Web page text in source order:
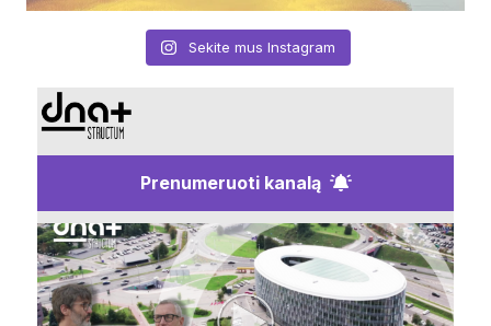
Sekite mus Instagram
Prenumeruoti kanalą